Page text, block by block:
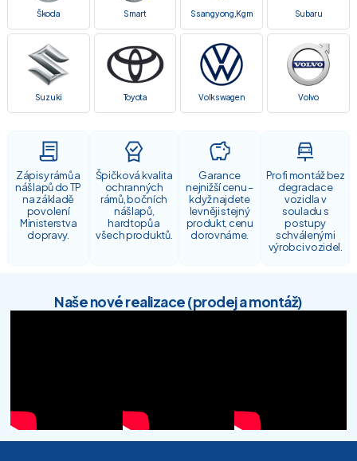
Zápisy rámů a
nášlapů do TP
na základě
povolení
Ministerstva
dopravy.
Špičková kvalita
ochranných
rámů, bočních
nášlapů,
hardtopů a
všech produktů.
Garance
nejnižší cenu –
když najdete
levněji stejný
produkt, cenu
dorovnáme.
Profi montáž bez
degradace
vozidla v
souladu s
postupy
schválenými
výrobci vozidel.
Škoda Smart Ssangyong,Kgm Subaru
Suzuki Toyota Volkswagen Volvo
Naše nové realizace (prodej a montáž)